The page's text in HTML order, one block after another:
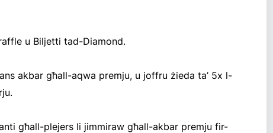
u Biljetti tad-Diamond.
akbar għall-aqwa premju, u joffru żieda ta’ 5x l-
għall-plejers li jimmiraw għall-akbar premju fir-